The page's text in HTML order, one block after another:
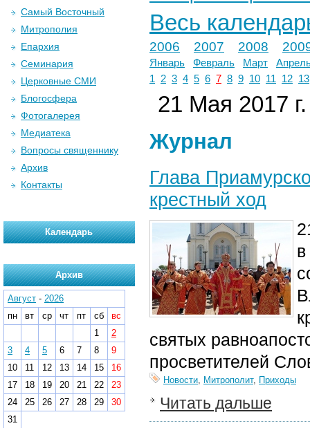
Весь
2006 2007 2008
Январь Февраль Март
1
2 3 4 5 6 7 8 9 10 11 12 13
21 Мая 2017 г.
Журнал
Глава
крестный ход
святых
просветителей
Новости, Митрополит, Приходы
Читать дальше
Самый Восточный
Митрополия
Епархия
Семинария
Церковные СМИ
Блогосфера
Фотогалерея
Медиатека
Вопросы священнику
Архив
Контакты
Календарь
Архив
Август - 2026
пн
вт ср чт пт сб
вс
1
2
3
4 5 6 7 8
9
10
11 12 13 14 15
16
17
18 19 20 21 22
23
24
25 26 27 28 29
30
31